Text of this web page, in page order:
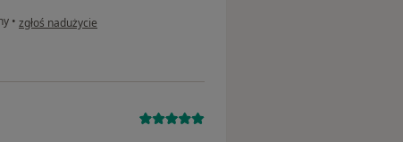
• w opinii użytkownika PMK
zgłoś nadużycie